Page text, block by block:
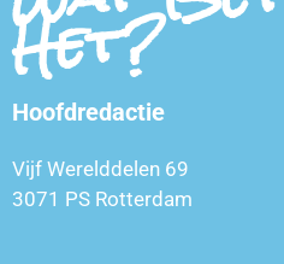
Het?
Hoofdredactie
Vijf Werelddelen 69
3071 PS Rotterdam